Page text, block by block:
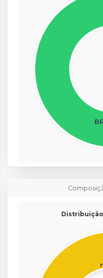
End of interactive
Pie chart with 14